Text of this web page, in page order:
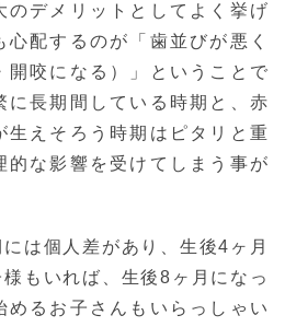
のデメリットとしてよく挙げ
配するのが「歯並びが悪く
開咬になる）」ということで
に長期間している時期と、赤
生えそろう時期はピタリと重
的な影響を受けてしまう事が
は個人差があり、生後4ヶ月
もいれば、生後8ヶ月になっ
めるお子さんもいらっしゃい